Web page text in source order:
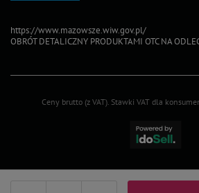
https://www.mazowsze.wiw.gov.pl/
OBRÓT DETALICZNY PRODUKTAMI OTC NA
Ceny brutto (z VAT). Stawki VAT dla